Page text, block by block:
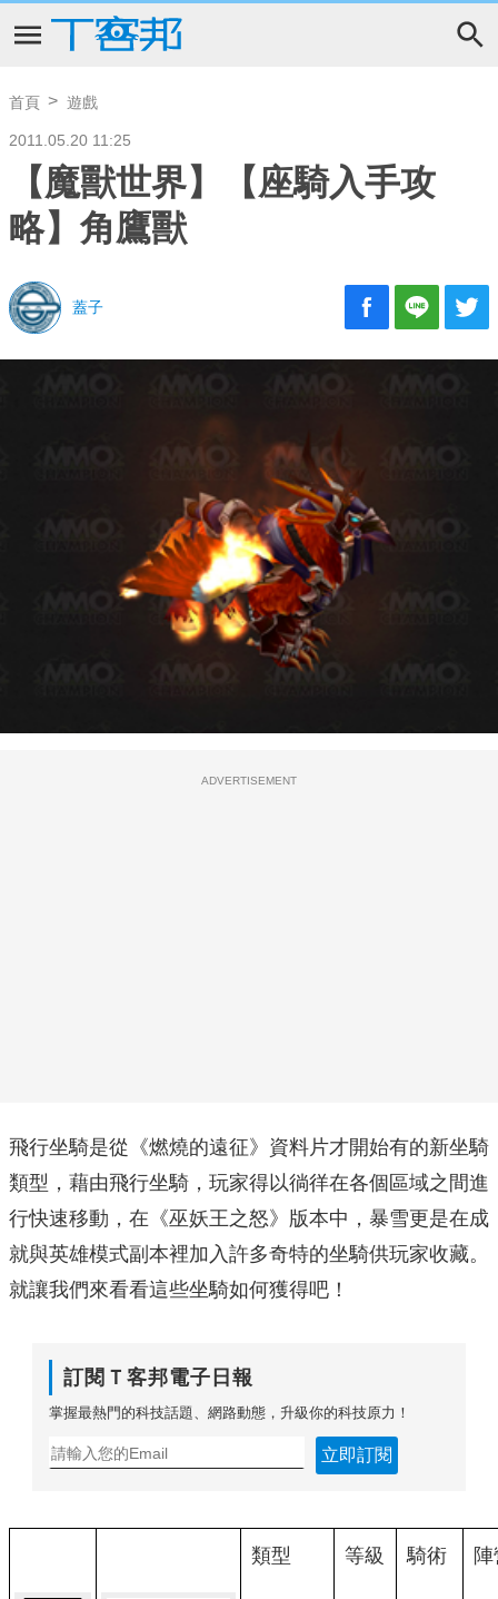
首頁 遊戲
2011.05.20 11:25
【魔獸世界】【座騎入手攻
略】角鷹獸
蓋子
ADVERTISEMENT
飛行坐騎是從《燃燒的遠征》資料片才開始有的新坐騎
類型，藉由飛行坐騎，玩家得以徜徉在各個區域之間進
行快速移動，在《巫妖王之怒》版本中，暴雪更是在成
就與英雄模式副本裡加入許多奇特的坐騎供玩家收藏。
就讓我們來看看這些坐騎如何獲得吧！
訂閱Ｔ客邦電子日報
掌握最熱門的科技話題、網路動態，升級你的科技原力！
立即訂閱
類型 等級 騎術